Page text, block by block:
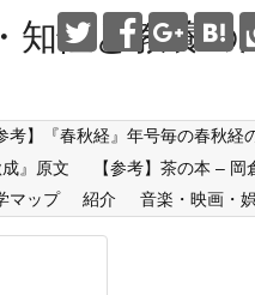
性と教養の
考】『春秋経』年号毎の春秋経
』原文
【参考】茶の本 – 岡
マップ 紹介 音楽・映画・